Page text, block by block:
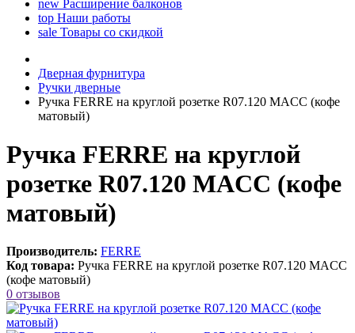
new Расширение балконов
top Наши работы
sale Товары со скидкой
Дверная фурнитура
Ручки дверные
Ручка FERRE на круглой розетке R07.120 MACC (кофе
матовый)
Ручка FERRE на круглой
розетке R07.120 MACC (кофе
матовый)
Производитель: FERRE
Код товара: Ручка FERRE на круглой розетке R07.120 MACC
(кофе матовый)
0 отзывов